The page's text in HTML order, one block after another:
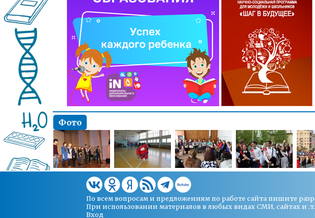
Фото
По всем вопросам и предложениям по работе сайта пишите
При использовании материалов в любых видах СМИ, сайтах и
Вход